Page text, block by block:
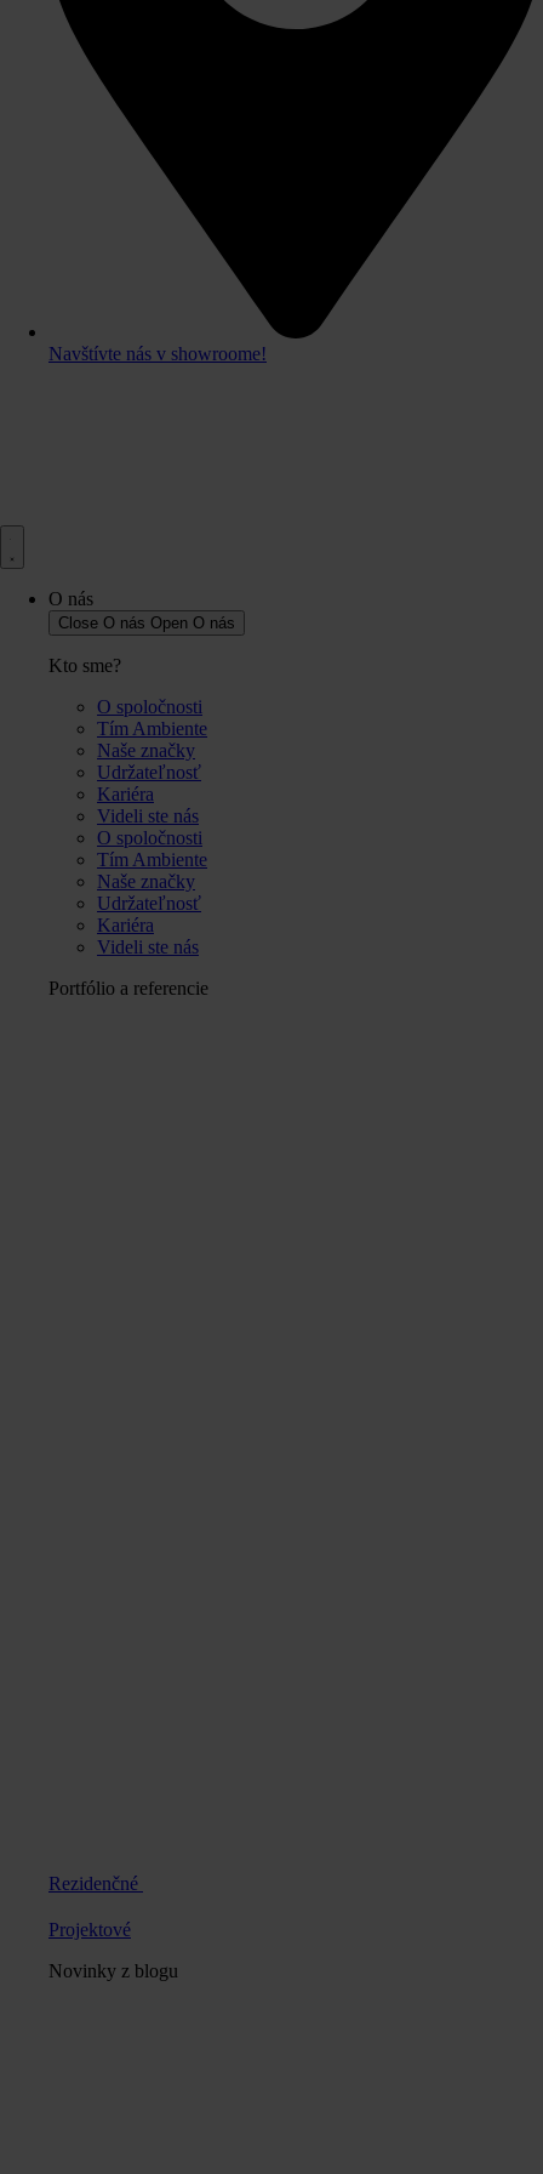
Navštívte nás v showroome!
O nás
Close O nás Open O nás
Kto sme?
O spoločnosti
Tím Ambiente
Naše značky
Udržateľnosť
Kariéra
Videli ste nás
O spoločnosti
Tím Ambiente
Naše značky
Udržateľnosť
Kariéra
Videli ste nás
Portfólio a referencie
Rezidenčné
Projektové
Novinky z blogu